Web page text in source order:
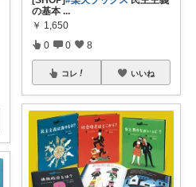
の基本 ...
￥ 1,650
0 0 8
コレ いいね